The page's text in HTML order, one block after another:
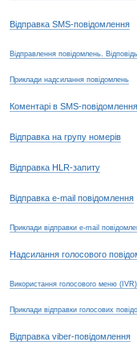
Відправка SMS-повідомлення
Відправлення повідомлень.
Приклади надсилання повідомлень
Коментарі в SMS-
Відправка на групу номерів
Відправка HLR-запиту
Відправка e-mail повідомлення
Приклади відправки e-mail
Надсилання голосового
Використання голосового меню (IVR)
Приклади відправки голосових
Відправка viber-повідомлення